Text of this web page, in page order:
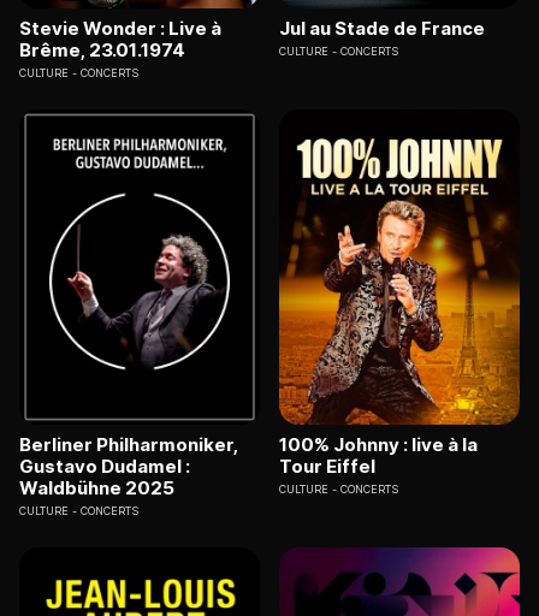
Stevie Wonder : Live à
Brême, 23.01.1974
CULTURE CONCERTS
Jul au Stade de France
CULTURE CONCERTS
Berliner Philharmoniker,
Gustavo Dudamel :
Waldbühne 2025
CULTURE CONCERTS
100% Johnny : live à la
Tour Eiffel
CULTURE CONCERTS